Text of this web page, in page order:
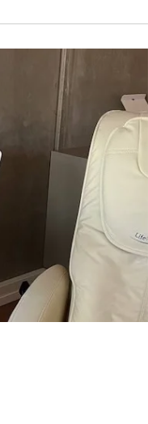
(IHHT) biete ich
hochwirksame
Zellgesundheit ,
Du investierst in
nicht auch in deine
?IHHT trainiert
Höhentraining –